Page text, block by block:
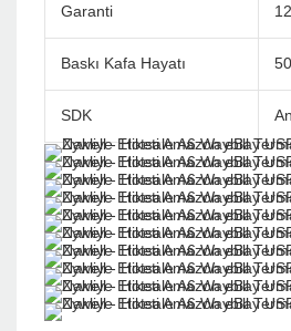
Garanti
Baskı Kafa Hayatı
SDK